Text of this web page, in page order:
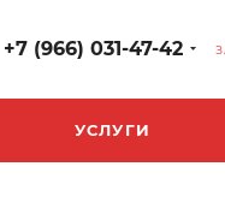
+7 (966) 031-47-42
УСЛУГИ